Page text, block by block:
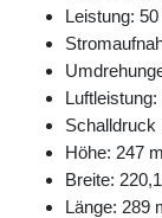
Leistung:
Luftleistung:
Schalldruck
Höhe: 247
Breite:
Länge: 289